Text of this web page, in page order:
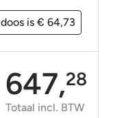
is € 64,73
647,28
Totaal incl. BTW